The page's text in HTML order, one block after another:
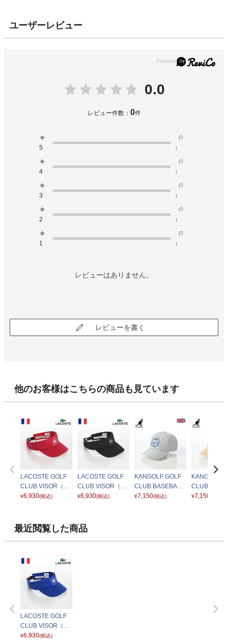
ユーザーレビュー
0.0
レビュー件数： 0件
★
5
(0
)
★
4
(0
)
★
3
(0
)
★
2
(0
)
★
1
(0
)
レビューはありません。
レビューを書く
他のお客様はこちらの商品も見ています
LACOSTE GOLF
CLUB VISOR（ラ
コステゴルフクラ
¥6,930(税込)
LACOSTE GOLF
CLUB VISOR（ラ
コステゴルフクラ
¥6,930(税込)
KANGOLF GOLF
CLUB BASEBALL
（カンゴルフ ゴル
¥7,150(税込)
KANGOLF
CLUB
（カンゴル
¥7,150
最近閲覧した商品
LACOSTE GOLF
CLUB VISOR（ラ
コステゴルフクラ
¥6,930(税込)